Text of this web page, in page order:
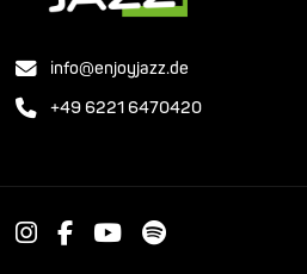
info@enjoyjazz.de
+49 6221 6470420